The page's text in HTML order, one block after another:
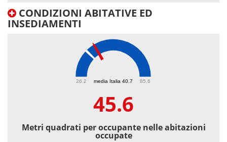
CONDIZIONI ABITATIVE ED
INSEDIAMENTI
media Italia 40.7
26.2 85.6
45.6
Metri quadrati per occupante nelle abitazioni
occupate